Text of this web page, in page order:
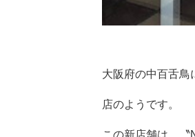
大阪府の中百舌鳥
店のようです。
この新店舗は、〝